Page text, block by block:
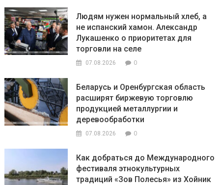
Людям нужен нормальный хлеб, а
не испанский хамон. Александр
Лукашенко о приоритетах для
торговли на селе
07.08.2026 0
Беларусь и Оренбургская область
расширят биржевую торговлю
продукцией металлургии и
деревообработки
07.08.2026 0
Как добраться до Международного
фестиваля этнокультурных
традиций «Зов Полесья» из Хойник